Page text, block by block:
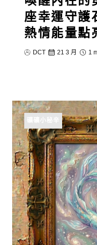
座幸運守護
熱情能量點
DCT 21 3 月 1
礦礦小秘辛